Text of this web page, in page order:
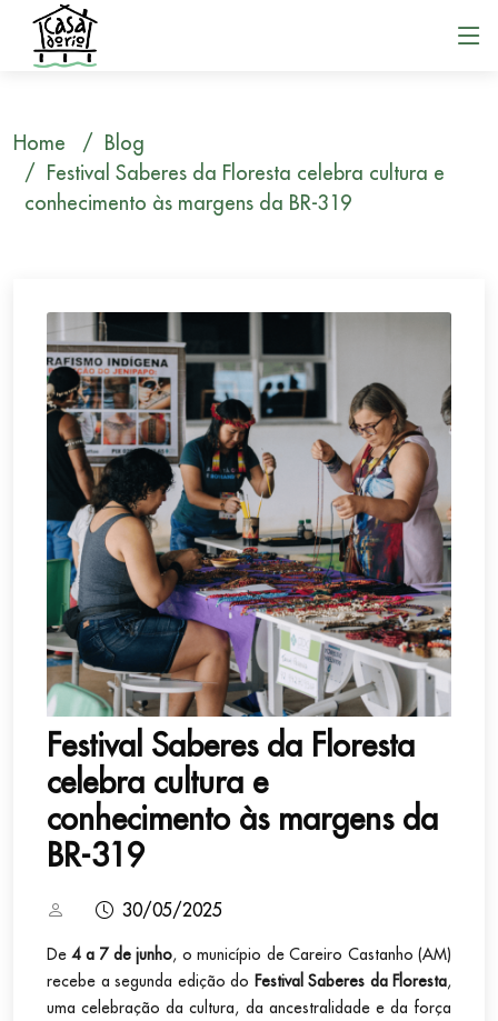
Home
Blog
Festival Saberes da Floresta celebra cultura e
conhecimento às margens da BR-319
Festival Saberes da Floresta
celebra cultura e
conhecimento às margens da
BR-319
30/05/2025
De4 a 7 de junho, o município de Careiro Castanho (AM)
recebe a segunda edição do Festival Saberes da Floresta,
uma celebração da cultura, da ancestralidade e da força